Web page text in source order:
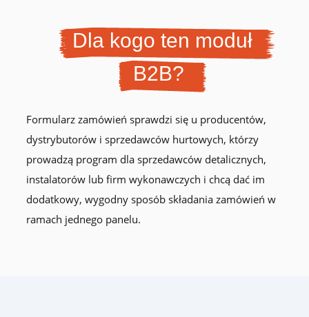
Dla kogo ten moduł
B2B?
Formularz zamówień sprawdzi się u producentów,
dystrybutorów i sprzedawców hurtowych, którzy
prowadzą program dla sprzedawców detalicznych,
instalatorów lub firm wykonawczych i chcą dać im
dodatkowy, wygodny sposób składania zamówień w
ramach jednego panelu.